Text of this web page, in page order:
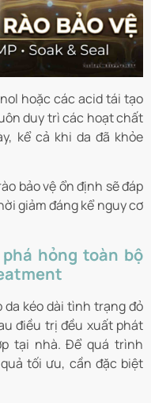
hoặc các acid tái tạo
duy trì các hoạt chất
kể cả khi da đã khỏe
bảo vệ ổn định sẽ đáp
giảm đáng kể nguy cơ
hỏng toàn bộ
kéo dài tình trạng đỏ
điều trị đều xuất phát
tại nhà. Để quá trình
tối ưu, cần đặc biệt